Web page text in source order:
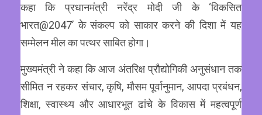
कहा कि प्रधानमंत्री नरेंद्र मोदी जी के ‘विकसित
भारत@2047’ के संकल्प को साकार करने की दिशा में यह
सम्मेलन मील का पत्थर साबित होगा।
मुख्यमंत्री ने कहा कि आज अंतरिक्ष प्रौद्योगिकी अनुसंधान तक
सीमित न रहकर संचार, कृषि, मौसम पूर्वानुमान, आपदा प्रबंधन,
शिक्षा, स्वास्थ्य और आधारभूत ढांचे के विकास में महत्वपूर्ण